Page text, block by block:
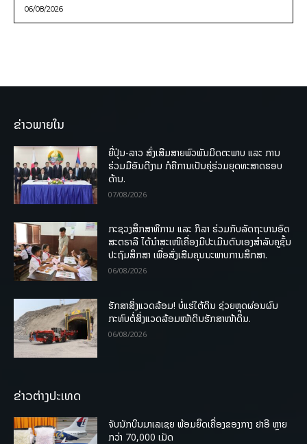
06/08/2026
ຂ່າວພາຍໃນ
ຍີ່ປຸ່ນ-ລາວ ສົ່ງເສີມສາຍພົວພັນມິດຕະພາບ ແລະ ການ
ຮ່ວມມືອັນດີງາມ ກໍຄືການເປັນຄູ່ຮ່ວມຍຸດທະສາດຮອບ
ດ້ານ.
07/08/2026
ກະຊວງສຶກສາທິການ ແລະ ກິລາ ຮ່ວມກັບລັດຖະບານອົດ
ສະຕຣາລີ ໄດ້ນຳສະເໜີເຄື່ອງມືປະເມີນຕົນເອງສຳລັບຄູຊັ້ນ
ປະຖົມສຶກສາ ເພື່ອສົ່ງເສີມຄຸນນະພາບການສຶກສາ.
06/08/2026
ຮັກສາສິ່ງແວດລ້ອມ! ບໍ່ແຮ່ໃຕ້ດິນ ຊ່ວຍຫຼຸດຜ່ອນຜົນ
ກະທົບຕໍ່ສິ່ງແວດລ້ອມໜ້າດິນຮັກສາໜ້າດິນ.
06/08/2026
ຂ່າວຕ່າງປະເທດ
ຈັບນັກບິນມາເລເຊຍ ພ້ອມຍຶດເຄື່ອງຂອງກາງ ຢາອີ ຫຼາຍ
ກວ່າ 70,000 ເມັດ